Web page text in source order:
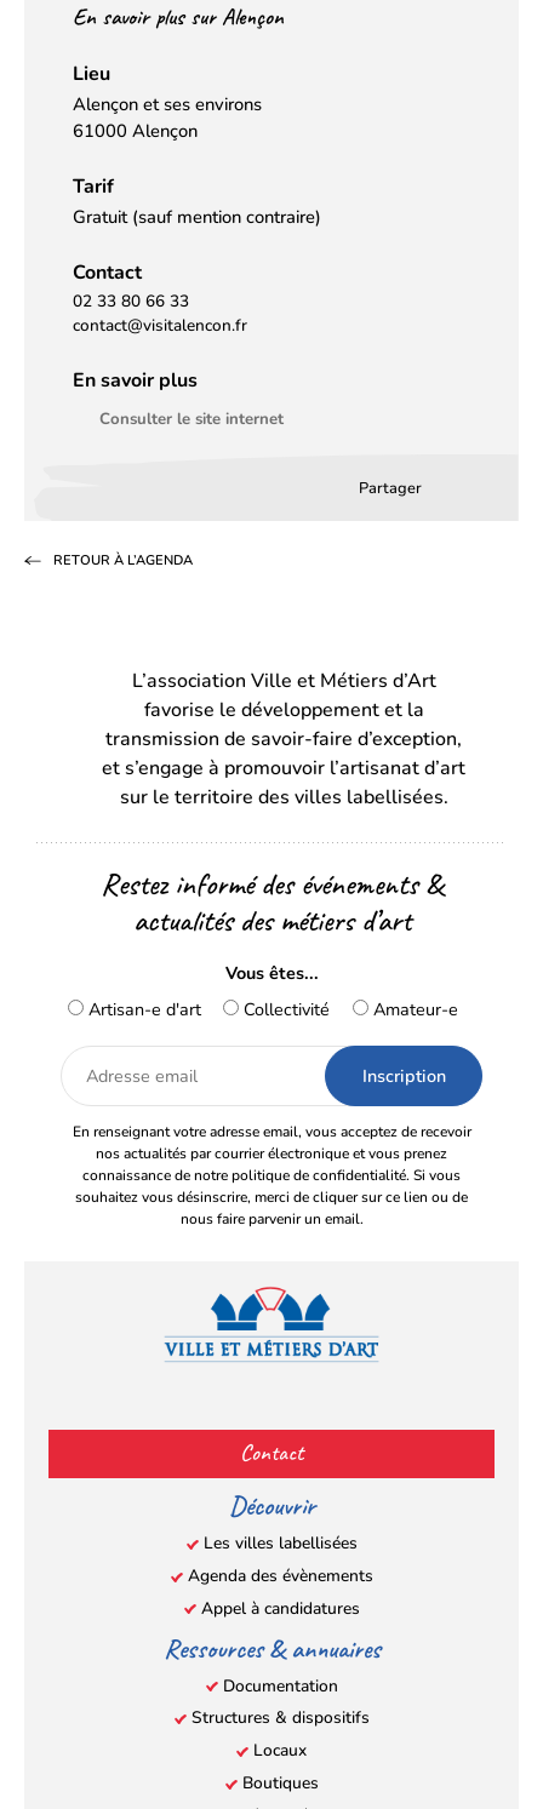
En savoir plus sur Alençon
Lieu
Alençon et ses environs
61000 Alençon
Tarif
Gratuit (sauf mention contraire)
Contact
02 33 80 66 33
contact@visitalencon.fr
En savoir plus
Consulter le site internet
Partager
un
onglet)onglet)
RETOUR À L’AGENDA
L’association Ville et Métiers d’Art
favorise le développement et la
transmission de savoir-faire d’exception,
et s’engage à promouvoir l’artisanat d’art
sur le territoire des villes labellisées.
Restez informé des événements &
actualités des métiers d’art
Vous êtes...
Artisan-e d'art
Collectivité Amateur-e
Adresse
email
En renseignant votre adresse email, vous acceptez de recevoir
nos actualités par courrier électronique et vous prenez
connaissance de notre politique de confidentialité. Si vous
souhaitez vous désinscrire, merci de cliquer sur ce lien ou de
nous faire parvenir un email.
(s’ouvre
dans
nouvel
onglet)
(s’ouvre
dans
nouvel
onglet)
(s’ouvre
dans
nouvel
onglet)
(s’ouvre
nouvel
onglet)
Contact
Découvrir
Les villes labellisées
Agenda des évènements
Appel à candidatures
Ressources & annuaires
Documentation
Structures & dispositifs
Locaux
Boutiques